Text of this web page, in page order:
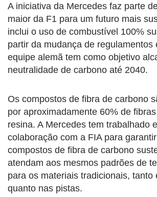
A iniciativa da Mercedes faz parte
maior da F1 para um futuro mais
inclui o uso de combustível 100%
partir da mudança de regulamentos
equipe alemã tem como objetivo
neutralidade de carbono até 2040.
Os compostos de fibra de carbono
por aproximadamente 60% de
resina. A Mercedes tem trabalhado
colaboração com a FIA para
compostos de fibra de carbono
atendam aos mesmos padrões de
para os materiais tradicionais, tanto
quanto nas pistas.